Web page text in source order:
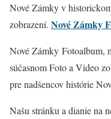
Nové Zámky v
zobrazení. Nové Zámky
Nové Zámky Fotoalbum,
súčasnom Foto a Video
pre nadšencov histórie
Našu stránku a dianie na